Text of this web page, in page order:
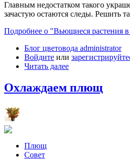
Главным недостатком такого
зачастую остаются следы. Решить
Подробнее о "Вьющиеся растения
Блог цветовода administrator
Войдите или
Читать далее
Охлаждаем плющ
Плющ
Совет